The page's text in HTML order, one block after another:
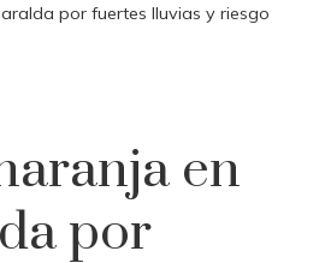
por fuertes lluvias y riesgo
en
por